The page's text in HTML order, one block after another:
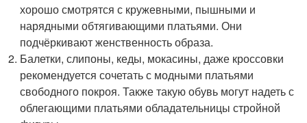
хорошо смотрятся с кружевными, пышными и
нарядными обтягивающими платьями. Они
подчёркивают женственность образа.
Балетки, слипоны, кеды, мокасины, даже кроссовки
рекомендуется сочетать с модными платьями
свободного покроя. Также такую обувь могут надеть с
облегающими платьями обладательницы стройной